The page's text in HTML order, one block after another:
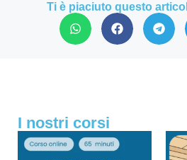
Ti è piaciuto questo
I nostri corsi